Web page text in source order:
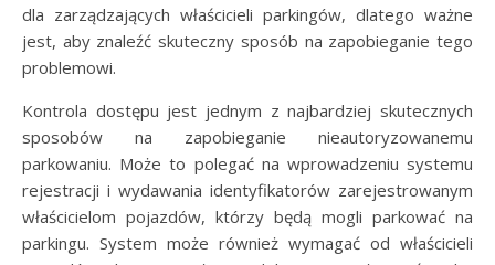
dla zarządzających właścicieli parkingów, dlatego ważne
jest, aby znaleźć skuteczny sposób na zapobieganie tego
problemowi.
Kontrola dostępu jest jednym z najbardziej skutecznych
sposobów na zapobieganie nieautoryzowanemu
parkowaniu. Może to polegać na wprowadzeniu systemu
rejestracji i wydawania identyfikatorów zarejestrowanym
właścicielom pojazdów, którzy będą mogli parkować na
parkingu. System może również wymagać od właścicieli